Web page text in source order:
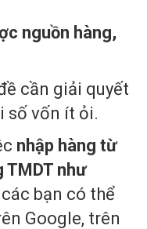
nguồn hàng,
cần giải quyết
số vốn ít ỏi.
nhập hàng từ
TMDT như
các bạn có thể
Google, trên